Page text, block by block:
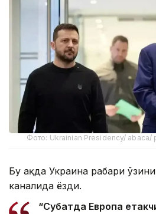
Фото: Ukrainian Presidency/ abaca/
Бу ҳақда Украина раҳбари
каналида ёзди.
“Суҳбатда Европа